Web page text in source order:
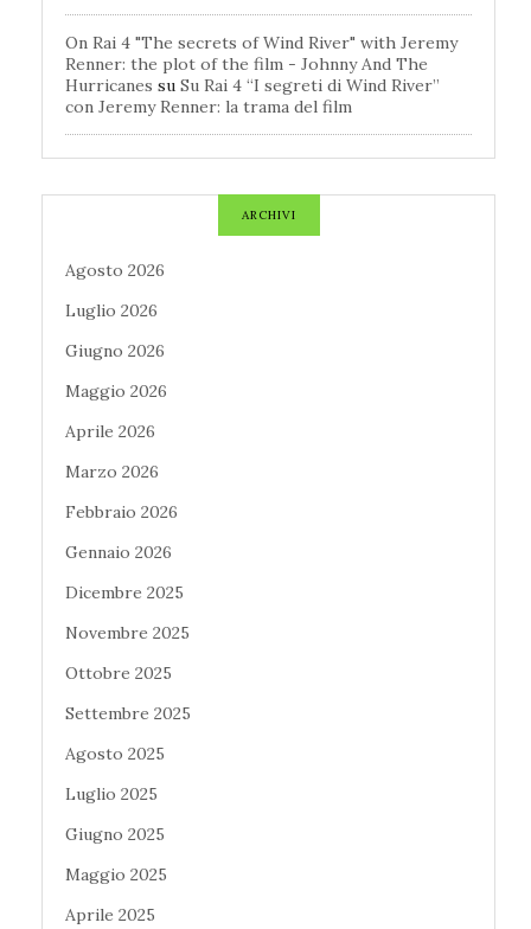
On Rai 4 "The secrets of Wind River" with Jeremy
Renner: the plot of the film - Johnny And The
Hurricanes su Su Rai 4 “I segreti di Wind River”
con Jeremy Renner: la trama del film
ARCHIVI
Agosto 2026
Luglio 2026
Giugno 2026
Maggio 2026
Aprile 2026
Marzo 2026
Febbraio 2026
Gennaio 2026
Dicembre 2025
Novembre 2025
Ottobre 2025
Settembre 2025
Agosto 2025
Luglio 2025
Giugno 2025
Maggio 2025
Aprile 2025